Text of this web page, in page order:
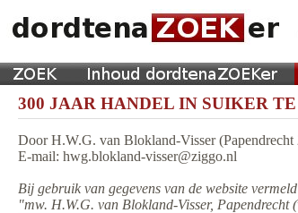
300 JAAR HANDEL IN SUIKER
Door H.W.G. van Blokland-Visser (Papendrecht
E-mail: hwg.blokland-visser@ziggo.nl
Bij gebruik van gegevens van de website
"mw. H.W.G. van Blokland-Visser, Papendrecht